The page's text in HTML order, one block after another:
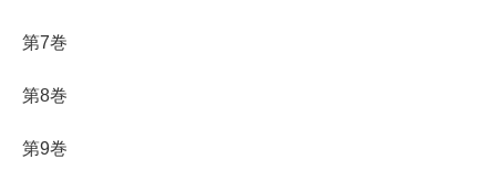
第7巻
第8巻
第9巻